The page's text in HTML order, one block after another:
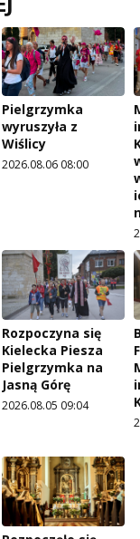
Pielgrzymka
wyruszyła z
Wiślicy
2026.08.06 08:00
Rozpoczyna się
Kielecka Piesza
Pielgrzymka na
Jasną Górę
2026.08.05 09:04